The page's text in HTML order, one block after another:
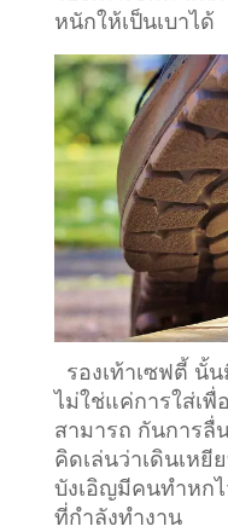
หนักให้เป็นเบาได้
รองเท้าเซฟตี้ นั้
ไม่ใช่แค่การใส่เ
สามารถ กันการ
คิดเล่นว่าเดินเห
บังเอิญมีคนทำหก
ที่กำลังทำงาน